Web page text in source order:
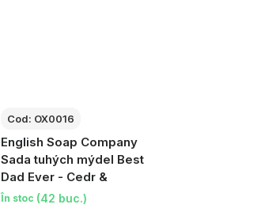
English Soap Company
Sada tuhých mýdel Best
Dad Ever - Cedr &
Borovice, 3×20g
În stoc (42 buc.)
Cod: OX0016